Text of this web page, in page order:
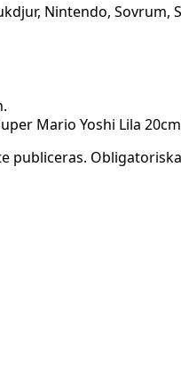
, Nintendo, Sovrum,
Mario Yoshi Lila
publiceras.